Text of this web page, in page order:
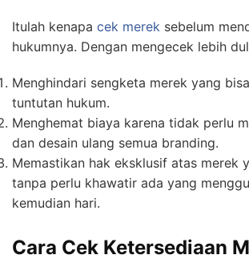
Itulah kenapa cek merek sebelum
hukumnya. Dengan mengecek lebih
Menghindari sengketa merek yang
tuntutan hukum.
Menghemat biaya karena tidak perlu
dan desain ulang semua branding.
Memastikan hak eksklusif atas merek
tanpa perlu khawatir ada yang
kemudian hari.
Cara Cek Ketersediaan